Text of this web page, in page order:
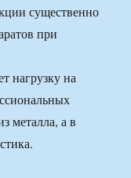
существенно
при
нагрузку на
металла, а в